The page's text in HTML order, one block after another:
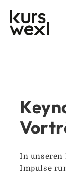
Inhalt
springen
In unseren
Impulse